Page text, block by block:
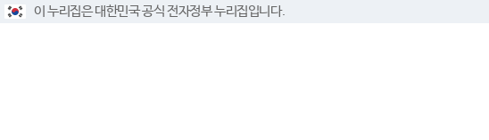
이 누리집은 대한민국 공식 전자정부 누리집입니다.